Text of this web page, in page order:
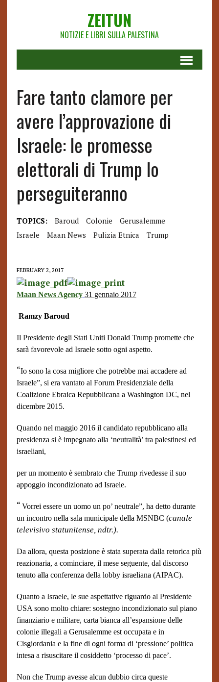
ZEITUN
NOTIZIE E LIBRI SULLA PALESTINA
Fare tanto clamore per
avere l’approvazione di
Israele: le promesse
elettorali di Trump lo
perseguiteranno
TOPICS: Baroud Colonie
Gerusalemme
Israele
Maan News Pulizia Etnica Trump
FEBRUARY 2, 2017
Maan News Agency 31 gennaio 2017
Ramzy Baroud
Il Presidente degli Stati Uniti Donald Trump promette che
sarà favorevole ad Israele sotto ogni aspetto.
“Io sono la cosa migliore che potrebbe mai accadere ad
Israele”, si era vantato al Forum Presidenziale della
Coalizione Ebraica Repubblicana a Washington DC, nel
dicembre 2015.
Quando nel maggio 2016 il candidato repubblicano alla
presidenza si è impegnato alla ‘neutralità’ tra palestinesi ed
israeliani,
per un momento è sembrato che Trump rivedesse il suo
appoggio incondizionato ad Israele.
“ Vorrei essere un uomo un po’ neutrale”, ha detto durante
un incontro nella sala municipale della MSNBC (canale
televisivo statunitense, ndtr.).
Da allora, questa posizione è stata superata dalla retorica più
reazionaria, a cominciare, il mese seguente, dal discorso
tenuto alla conferenza della lobby israeliana (AIPAC).
Quanto a Israele, le sue aspettative riguardo al Presidente
USA sono molto chiare: sostegno incondizionato sul piano
finanziario e militare, carta bianca all’espansione delle
colonie illegali a Gerusalemme est occupata e in
Cisgiordania e la fine di ogni forma di ‘pressione’ politica
intesa a risuscitare il cosiddetto ‘processo di pace’.
Non che Trump avesse alcun dubbio circa queste